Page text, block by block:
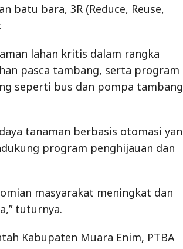
batu bara, 3R (Reduce, Reuse,
lahan kritis dalam rangka
pasca tambang, serta program
seperti bus dan pompa tambang
tanaman berbasis otomasi
program penghijauan dan
masyarakat meningkat dan
tuturnya.
Kabupaten Muara Enim, PTBA